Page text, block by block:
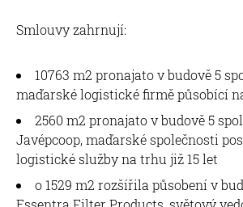
Smlouvy zahrnují:
10763 m2 pronajato v budově 5
maďarské logistické firmě působící
2560 m2 pronajato v budově 5
Javépcoop, maďarské společnosti
logistické služby na trhu již 15 let
o 1529 m2 rozšířila působení v